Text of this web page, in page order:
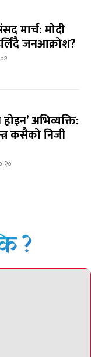
मार्च: मोदी
जनआक्रोश?
अभिव्यक्ति:
कसैको निजी
?